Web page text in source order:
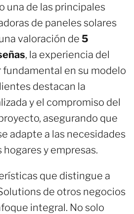
una de las principales
de paneles solares
valoración de 5
, la experiencia del
fundamental en su modelo
destacan la
y el compromiso del
asegurando que
adapte a las necesidades
y empresas.
que distingue a
de otros negocios
integral. No solo